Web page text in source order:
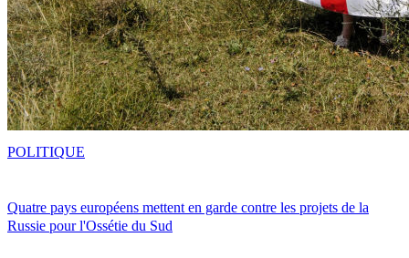
Quatre pays européens mettent en garde contre les projets de la
Russie pour l'Ossétie du Sud
POLITIQUE